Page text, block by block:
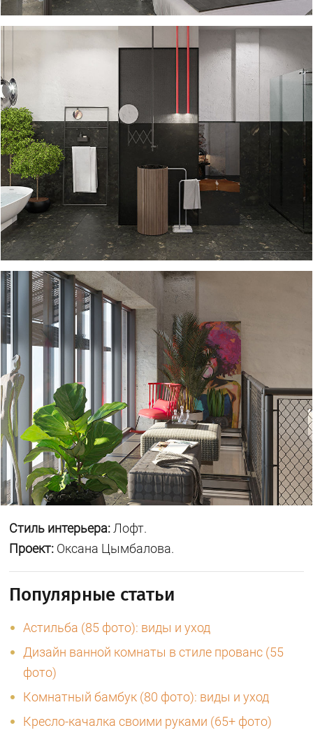
Стиль интерьера: Лофт.
Проект: Оксана Цымбалова.
Популярные статьи
Астильба (85 фото): виды и уход
Дизайн ванной комнаты в стиле прованс (55
фото)
Комнатный бамбук (80 фото): виды и уход
Кресло-качалка своими руками (65+ фото)